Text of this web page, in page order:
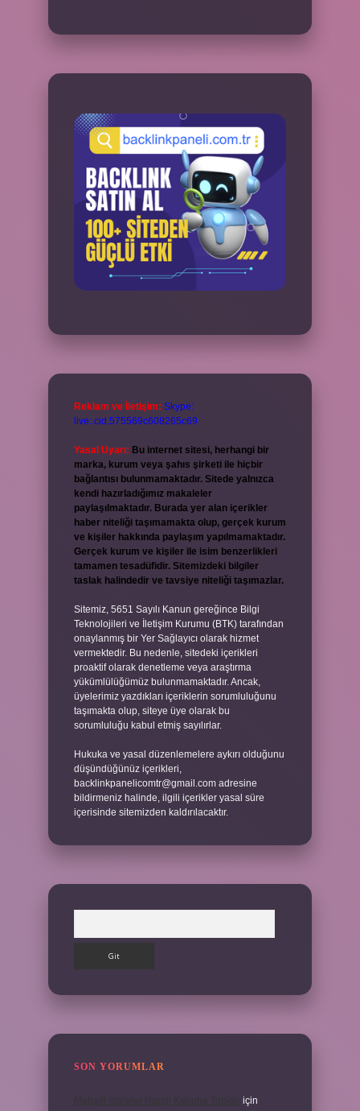
Reklam ve İletişim: Skype:
live:.cid.575569c608265c69
Yasal Uyarı: Bu internet sitesi, herhangi bir
marka, kurum veya şahıs şirketi ile hiçbir
bağlantısı bulunmamaktadır. Sitede yalnızca
kendi hazırladığımız makaleler
paylaşılmaktadır. Burada yer alan içerikler
haber niteliği taşımamakta olup, gerçek kurum
ve kişiler hakkında paylaşım yapılmamaktadır.
Gerçek kurum ve kişiler ile isim benzerlikleri
tamamen tesadüfidir. Sitemizdeki bilgiler
taslak halindedir ve tavsiye niteliği taşımazlar.
Sitemiz, 5651 Sayılı Kanun gereğince Bilgi
Teknolojileri ve İletişim Kurumu (BTK) tarafından
onaylanmış bir Yer Sağlayıcı olarak hizmet
vermektedir. Bu nedenle, sitedeki içerikleri
proaktif olarak denetleme veya araştırma
yükümlülüğümüz bulunmamaktadır. Ancak,
üyelerimiz yazdıkları içeriklerin sorumluluğunu
taşımakta olup, siteye üye olarak bu
sorumluluğu kabul etmiş sayılırlar.
Hukuka ve yasal düzenlemelere aykırı olduğunu
düşündüğünüz içerikleri,
backlinkpanelicomtr@gmail.com adresine
bildirmeniz halinde, ilgili içerikler yasal süre
içerisinde sitemizden kaldırılacaktır.
SON YORUMLAR
için